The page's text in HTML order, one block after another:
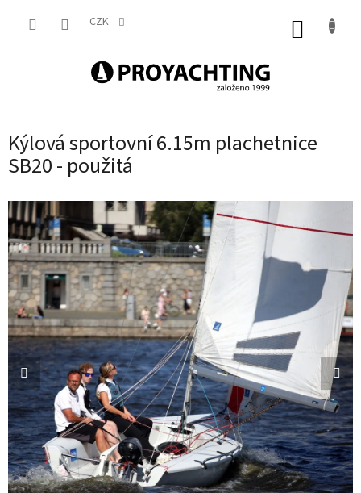
CZK
Kýlová sportovní 6.15m plachetnice
SB20 - použitá